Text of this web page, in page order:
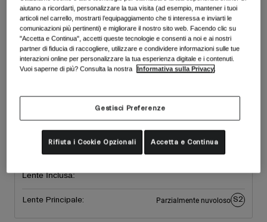
Accessori
Maschere
Guanti
Ricambi
Vedi tutto
Utilizzo
Freestyle
Colore -Green/Ember
selezionato
Taglia
Taglia
Unica
selezionato
Lente Inclusa:
Lente Principale: Parzialmente nuvoloso S2
aiutano a ricordarti, personalizzare la tua visita (ad esempio, mantener i tuoi
articoli nel carrello, mostrarti l’equipaggiamento che ti interessa e inviarti le
comunicazioni più pertinenti) e migliorare il nostro sito web. Facendo clic su
"Accetta e Continua", accetti queste tecnologie e consenti a noi e ai nostri
partner di fiducia di raccogliere, utilizzare e condividere informazioni sulle tue
interazioni online per personalizzare la tua esperienza digitale e i contenuti.
Vuoi saperne di più? Consulta la nostra
Informativa sulla Privacy.
Gestisci Preferenze
Rifiuta i Cookie Opzionali Accetta e Continua